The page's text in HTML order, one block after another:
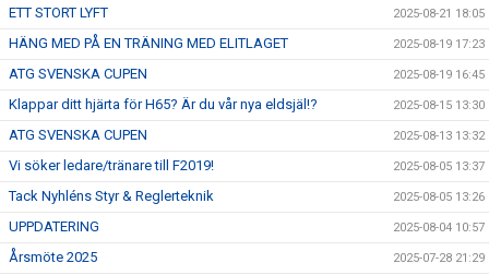
ETT STORT LYFT 2025-08-21 18:05
HÄNG MED PÅ EN TRÄNING MED ELITLAGET 2025-08-19 17:23
ATG SVENSKA CUPEN 2025-08-19 16:45
Klappar ditt hjärta för H65? Är du vår nya eldsjäl!? 2025-08-15 13:30
ATG SVENSKA CUPEN 2025-08-13 13:32
Vi söker ledare/tränare till F2019! 2025-08-05 13:37
Tack Nyhléns Styr & Reglerteknik 2025-08-05 13:26
UPPDATERING 2025-08-04 10:57
Årsmöte 2025 2025-07-28 21:29